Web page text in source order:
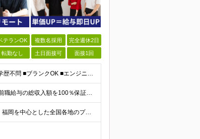
テランOK 複数名採用 完全週休2日
転勤なし 土日面接可 面接1回
＜第二新卒歓迎◎テスター経験のみでもOK！転職回数不問＞ ■学歴不問 ■ブランクOK ■エンジニアとしての実務経験が1年以上ある方 └開発、インフラ、工程、言語は一切不問！ ※未経験も若干名募集して
【経験者】月給40万円～120万円(固定残業代含む)+各種手当 ★前職給与の総収入額を100％保証｜還元率84％〜100％ ★20代の平均年収570万円 ※月給には、みなし残業手当(月30時間／5万
☆首都圏エリア（東京・神奈川・千葉・埼玉）・名古屋・大阪・福岡を中心とした全国各地のプロジェクト先に参画いただきます。 ※希望をヒアリングした上で決定します ☆全国各地からフルリモートOK 【本社】